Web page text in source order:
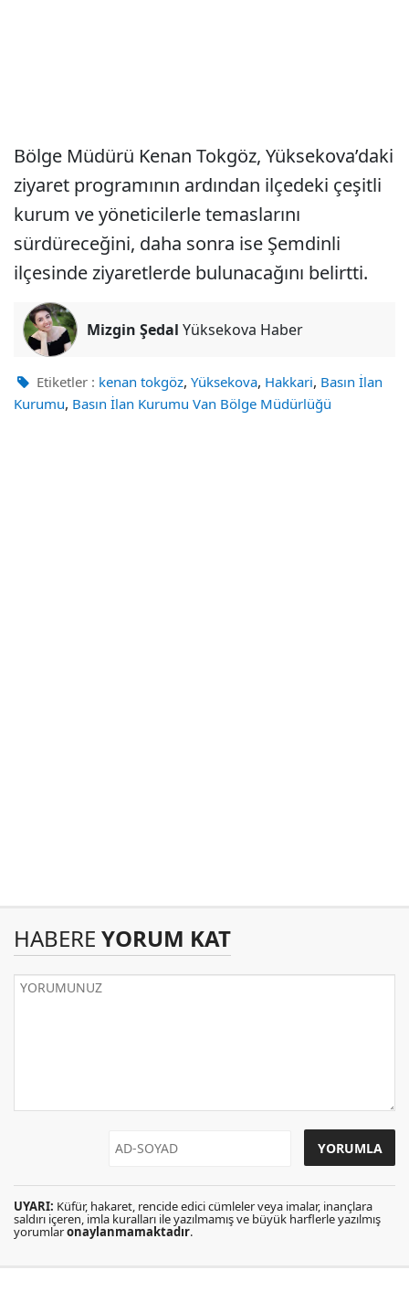
Bölge Müdürü Kenan Tokgöz, Yüksekova’daki
ziyaret programının ardından ilçedeki çeşitli
kurum ve yöneticilerle temaslarını
sürdüreceğini, daha sonra ise Şemdinli
ilçesinde ziyaretlerde bulunacağını belirtti.
Mizgin Şedal Yüksekova Haber
Etiketler : kenan tokgöz, Yüksekova, Hakkari, Basın İlan
Kurumu, Basın İlan Kurumu Van Bölge Müdürlüğü
HABERE YORUM KAT
UYARI: Küfür, hakaret, rencide edici cümleler veya imalar, inançlara
saldırı içeren, imla kuralları ile yazılmamış ve büyük harflerle yazılmış
yorumlaronaylanmamaktadır.